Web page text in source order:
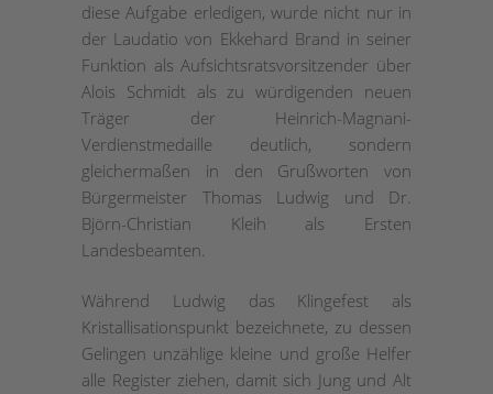
diese Aufgabe erledigen, wurde nicht nur in
der Laudatio von Ekkehard Brand in seiner
Funktion als Aufsichtsratsvorsitzender über
Alois Schmidt als zu würdigenden neuen
Träger der Heinrich-Magnani-
Verdienstmedaille deutlich, sondern
gleichermaßen in den Grußworten von
Bürgermeister Thomas Ludwig und Dr.
Björn-Christian Kleih als Ersten
Landesbeamten.
Während Ludwig das Klingefest als
Kristallisationspunkt bezeichnete, zu dessen
Gelingen unzählige kleine und große Helfer
alle Register ziehen, damit sich Jung und Alt